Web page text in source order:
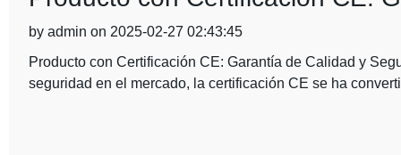
by admin on 2025-02-27 02:43:45
Producto con Certificación CE: Garantía de Calidad y
seguridad en el mercado, la certificación CE se ha